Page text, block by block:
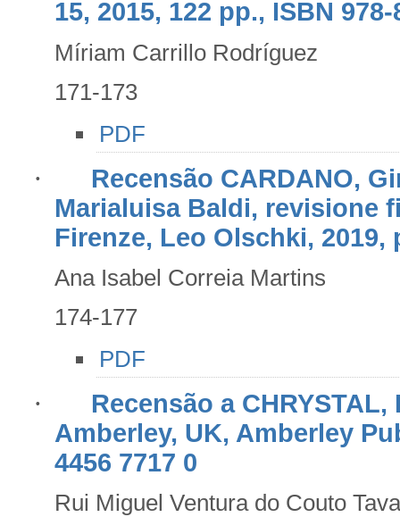
15, 2015, 122 pp., ISBN
Míriam Carrillo Rodríguez
171-173
PDF
·
Recensão CARDANO,
Marialuisa Baldi, revisione
Firenze, Leo Olschki, 2019,
Ana Isabel Correia Martins
174-177
PDF
·
Recensão a
Amberley, UK, Amberley
4456 7717 0
Rui Miguel Ventura do Couto